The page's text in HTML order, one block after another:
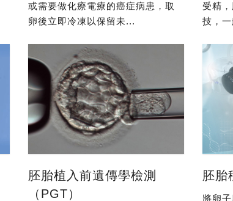
或需要做化療電療的癌症病患，取
卵後立即冷凍以保留未...
受精
技，
胚胎植入前遺傳學檢測
（PGT）
胚胎
將卵